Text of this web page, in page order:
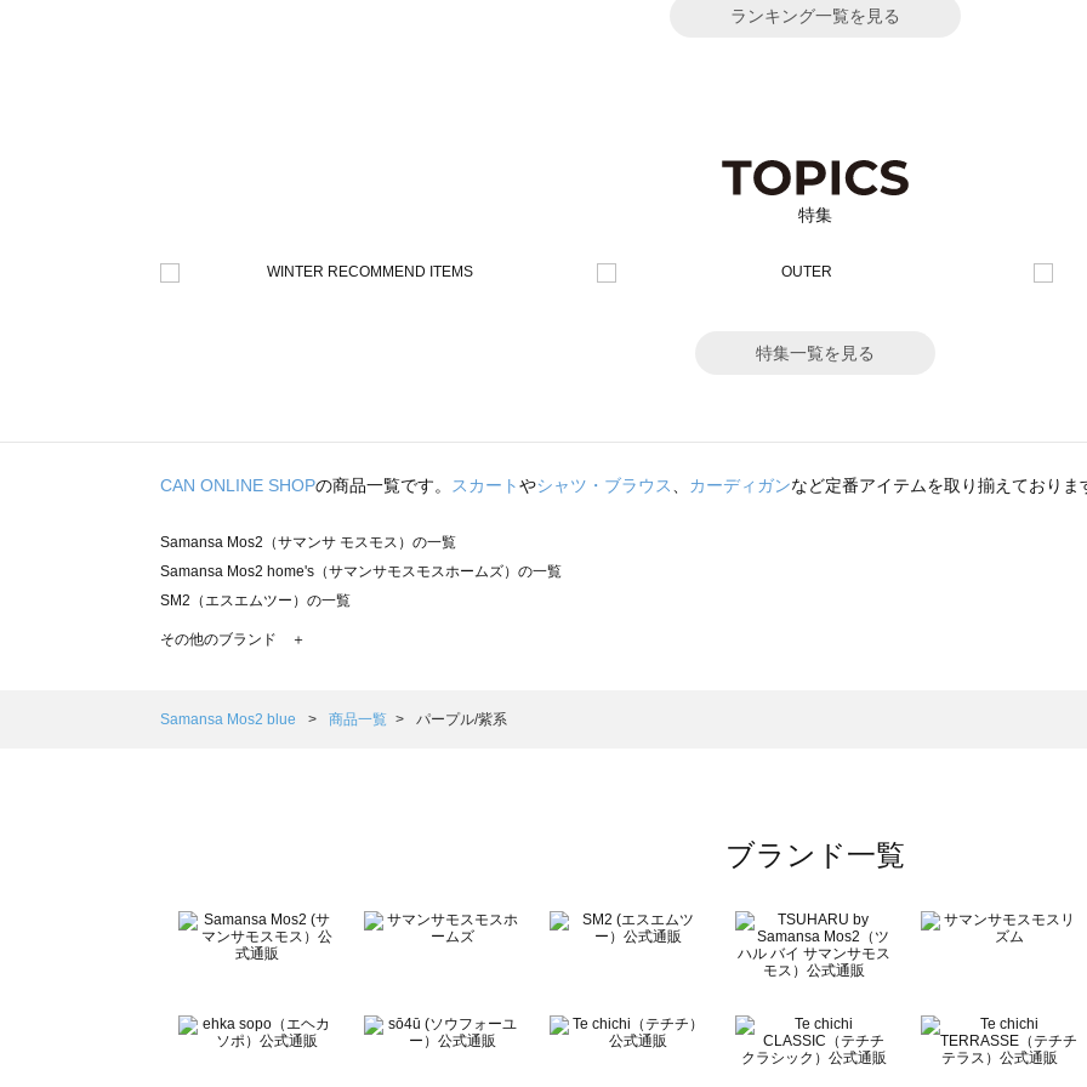
ランキング一覧を見る
特集
特集一覧を見る
CAN ONLINE SHOPの商品一覧です。 スカートやシャツ・ブラウス、 カーディガンなど定番アイテムを取り揃えておりま
Samansa Mos2（サマンサ モスモス）の一覧
Samansa Mos2 home's（サマンサモスモスホームズ）の一覧
SM2（エスエムツー）の一覧
TSUHARU by Samansa Mos2（ツハルバイサマンサモスモス）の一覧
Samansa Mos2 Lagom（サマンサモスモス ラーゴム）の一覧
BETTY'S BLUE（べティーズブルー）の一覧
Wpc.（ワールドパーティー）の一覧
その他のブランド ＋
Samansa Mos2 blue 商品一覧 パープル/紫系
ブランド一覧